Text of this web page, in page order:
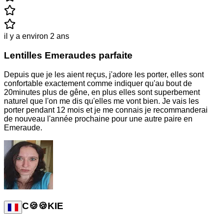
il y a environ 2 ans
Lentilles Emeraudes parfaite
Depuis que je les aient reçus, j'adore les porter, elles sont
confortable exactement comme indiquer qu'au bout de
20minutes plus de gêne, en plus elles sont superbement
naturel que l'on me dis qu'elles me vont bien. Je vais les
porter pendant 12 mois et je me connais je recommanderai
de nouveau l'année prochaine pour une autre paire en
Emeraude.
C🍪🍪KIE